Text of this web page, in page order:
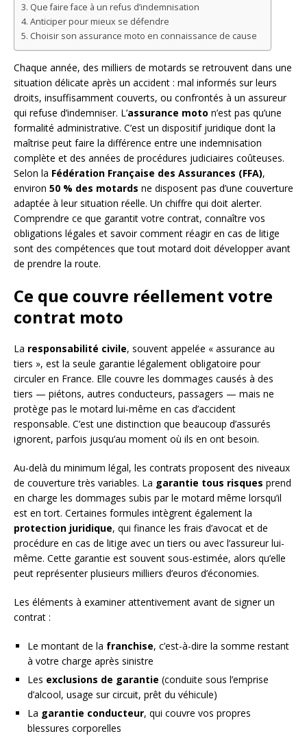
Que faire face à un refus d’indemnisation
Anticiper pour mieux se défendre
Choisir son assurance moto en connaissance de cause
Chaque année, des milliers de motards se retrouvent dans une
situation délicate après un accident : mal informés sur leurs
droits, insuffisamment couverts, ou confrontés à un assureur
qui refuse d’indemniser. L’assurance moto n’est pas qu’une
formalité administrative. C’est un dispositif juridique dont la
maîtrise peut faire la différence entre une indemnisation
complète et des années de procédures judiciaires coûteuses.
Selon la Fédération Française des Assurances (FFA),
environ 50 % des motards ne disposent pas d’une couverture
adaptée à leur situation réelle. Un chiffre qui doit alerter.
Comprendre ce que garantit votre contrat, connaître vos
obligations légales et savoir comment réagir en cas de litige
sont des compétences que tout motard doit développer avant
de prendre la route.
Ce que couvre réellement votre
contrat moto
La responsabilité civile, souvent appelée « assurance au
tiers », est la seule garantie légalement obligatoire pour
circuler en France. Elle couvre les dommages causés à des
tiers — piétons, autres conducteurs, passagers — mais ne
protège pas le motard lui-même en cas d’accident
responsable. C’est une distinction que beaucoup d’assurés
ignorent, parfois jusqu’au moment où ils en ont besoin.
Au-delà du minimum légal, les contrats proposent des niveaux
de couverture très variables. La garantie tous risques prend
en charge les dommages subis par le motard même lorsqu’il
est en tort. Certaines formules intègrent également la
protection juridique, qui finance les frais d’avocat et de
procédure en cas de litige avec un tiers ou avec l’assureur lui-
même. Cette garantie est souvent sous-estimée, alors qu’elle
peut représenter plusieurs milliers d’euros d’économies.
Les éléments à examiner attentivement avant de signer un
contrat :
Le montant de la franchise, c’est-à-dire la somme restant
à votre charge après sinistre
Les exclusions de garantie (conduite sous l’emprise
d’alcool, usage sur circuit, prêt du véhicule)
La garantie conducteur, qui couvre vos propres
blessures corporelles